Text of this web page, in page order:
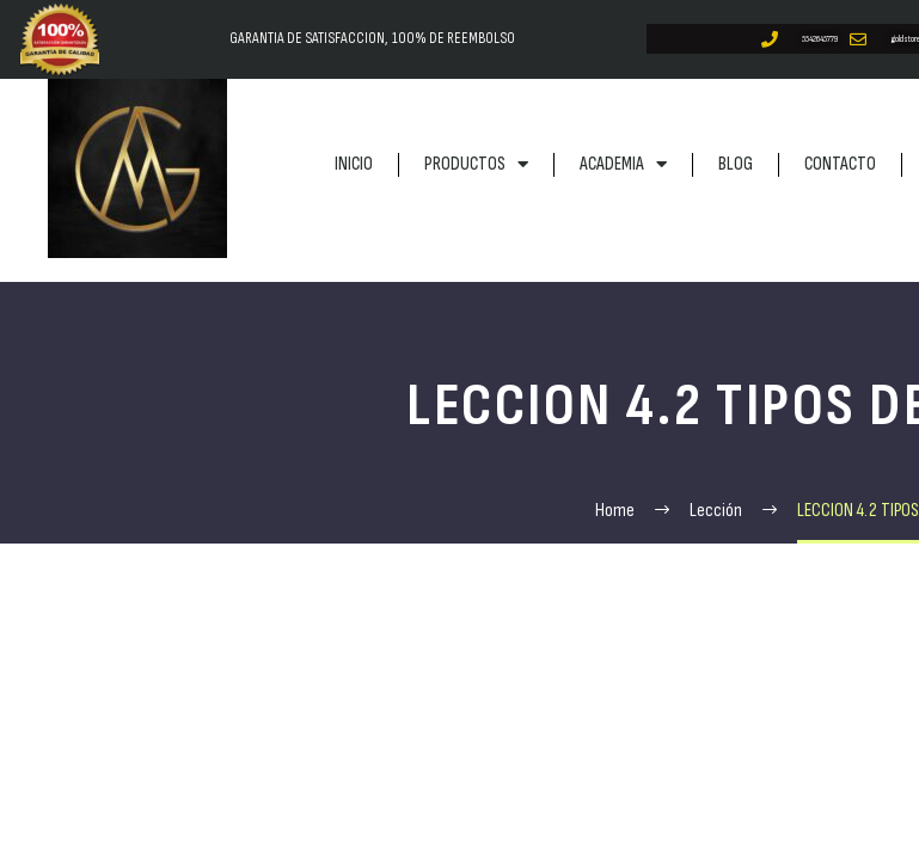
GARANTIA DE SATISFACCION, 100% DE REEMBOLSO 5542645779
INICIO PRODUCTOS ACADEMIA BLOG CONTACTO
LECCION 4.2 TIPOS
Home Lección LECCION 4.2